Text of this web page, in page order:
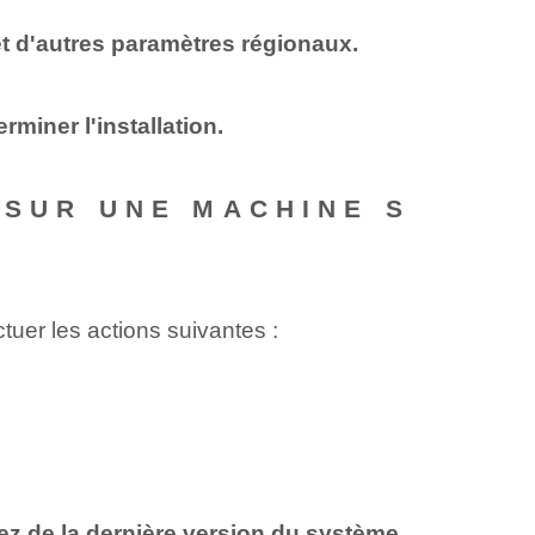
d'autres paramètres régionaux.
l'installation.
UNE MACHINE S
les actions suivantes :